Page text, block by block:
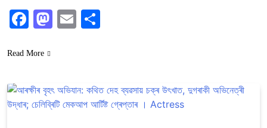
Facebook
Mastodon
Email
Read More